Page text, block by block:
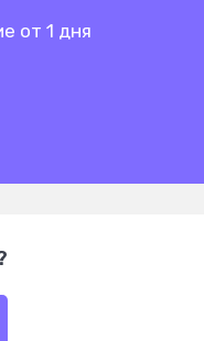
от 1 дня